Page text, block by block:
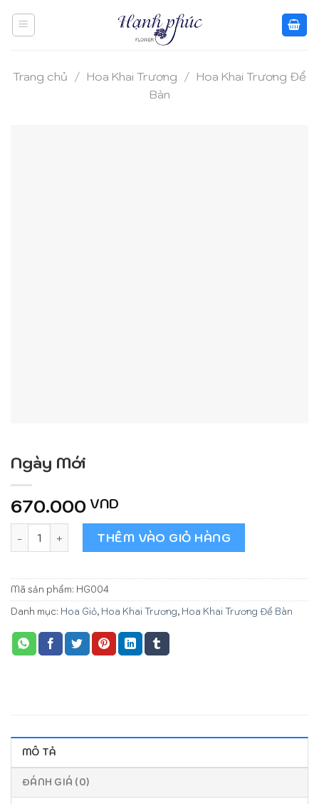
Trang chủ / Hoa Khai Trương / Hoa Khai Trương Để
Bàn
Ngày Mới
670.000 VND
Ngày Mới số lượngTHÊM VÀO GIỎ HÀNG
Mã sản phẩm: HG004
Danh mục: Hoa Giỏ, Hoa Khai Trương, Hoa Khai Trương Để Bàn
MÔ TẢ
ĐÁNH GIÁ (0)